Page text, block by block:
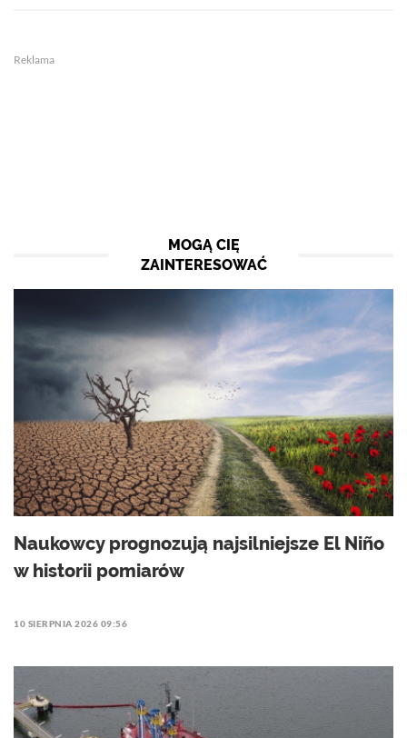
Reklama
MOGĄ CIĘ
ZAINTERESOWAĆ
Naukowcy prognozują najsilniejsze El Niño
w historii pomiarów
10 SIERPNIA 2026 09:56